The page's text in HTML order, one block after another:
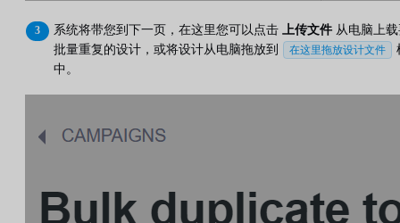
系统将带您到下一页，在这里您可以点击 上传文件 从电脑上
批量重复的设计，或将设计从电脑拖放到
在这里拖放设计文件
中。